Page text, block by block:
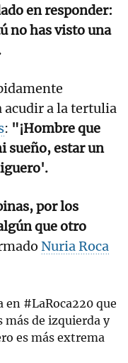
en responder:
no has visto una
acudir a la tertulia
: "¡Hombre que
sueño, estar un
por los
que otro
Nuria Roca
en #LaRoca220que
más de izquierda y
es más extrema